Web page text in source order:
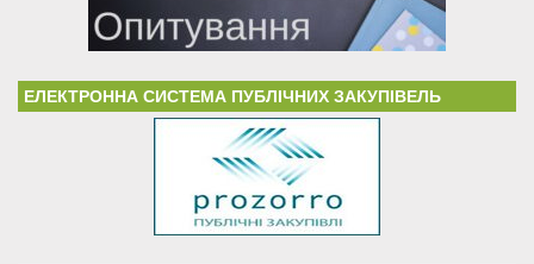
ЕЛЕКТРОННА СИСТЕМА ПУБЛІЧНИХ ЗАКУПІВЕЛЬ